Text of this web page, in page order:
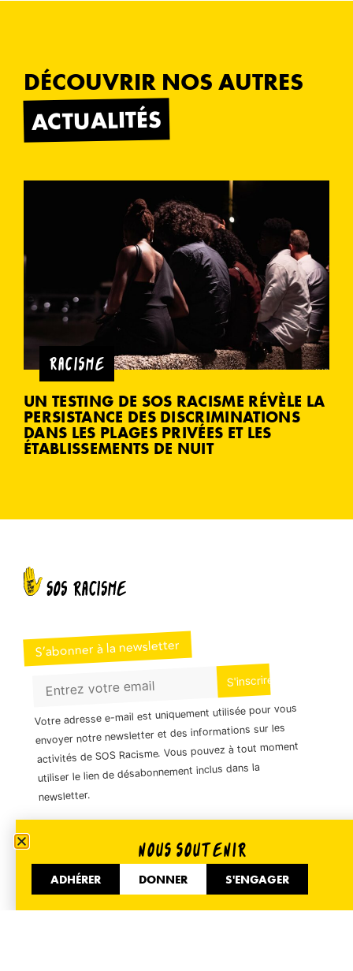
DÉCOUVRIR NOS AUTRES
ACTUALITÉS
RACISME
UN TESTING DE SOS RACISME RÉVÈLE LA
PERSISTANCE DES DISCRIMINATIONS
DANS LES PLAGES PRIVÉES ET LES
ÉTABLISSEMENTS DE NUIT
S’abonner à la newsletter
Votre adresse e-mail est uniquement utilisée pour vous
envoyer notre newsletter et des informations sur les
activités de SOS Racisme. Vous pouvez à tout moment
utiliser le lien de désabonnement inclus dans la
newsletter.
01 40 35 36 55
51 Avenue de Flandre 75019 Paris
NOUS SOUTENIR
ADHÉRER DONNER S'ENGAGER